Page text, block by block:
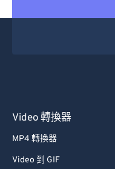
Video 轉換器
MP4 轉換器
Video 到 GIF